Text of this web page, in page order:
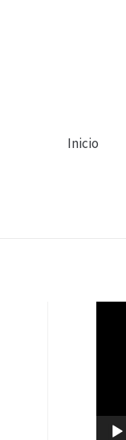
Inicio